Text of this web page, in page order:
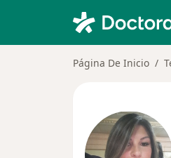
Página De Inicio